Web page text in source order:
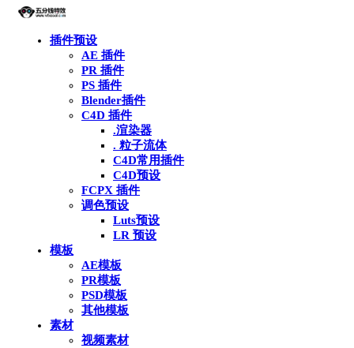
插件预设
AE 插件
PR 插件
PS 插件
Blender插件
C4D 插件
.渲染器
. 粒子流体
C4D常用插件
C4D预设
FCPX 插件
调色预设
Luts预设
LR 预设
模板
AE模板
PR模板
PSD模板
其他模板
素材
视频素材